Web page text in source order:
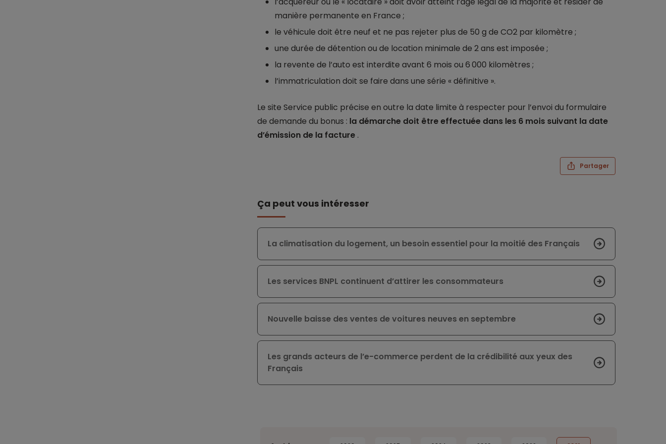
manière permanente en France ;
le véhicule doit être neuf et ne pas rejeter plus de 50 g de CO2 par kilomètre ;
une durée de détention ou de location minimale de 2 ans est imposée ;
la revente de l’auto est interdite avant 6 mois ou 6 000 kilomètres ;
l’immatriculation doit se faire dans une série « définitive ».
Le site Service public précise en outre la date limite à respecter pour l’envoi du formulaire
de demande du bonus : la démarche doit être effectuée dans les 6 mois suivant la date
d’émission de la facture .
Partager
Ça peut vous intéresser
La climatisation du logement, un besoin essentiel pour la moitié des Français
Les services BNPL continuent d’attirer les consommateurs
Nouvelle baisse des ventes de voitures neuves en septembre
Les grands acteurs de l’e-commerce perdent de la crédibilité aux yeux des
Français